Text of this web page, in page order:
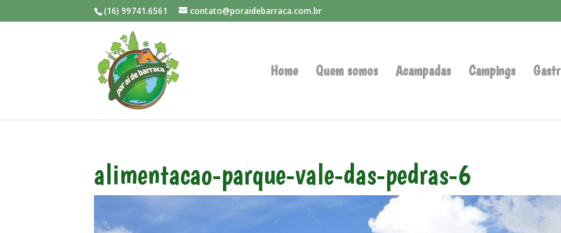
(16) 99741.6561 contato@poraidebarraca.com.br
Home Quem somos Acampadas Campings
alimentacao-parque-vale-das-pedras-6